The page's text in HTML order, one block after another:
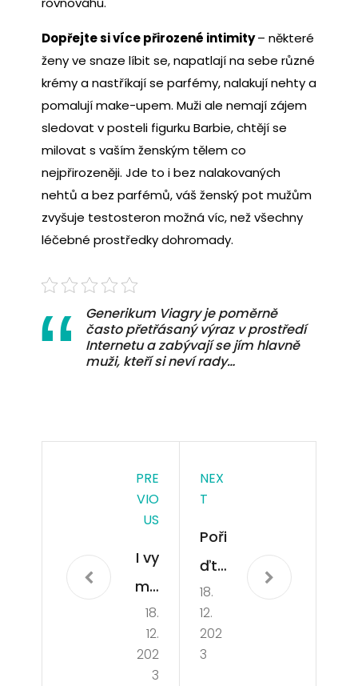
Dopřejte si více přirozené intimity– některé
ženy ve snaze líbit se, napatlají na sebe různé
krémy a nastříkají se parfémy, nalakují nehty a
pomalují make-upem. Muži ale nemají zájem
sledovat v posteli figurku Barbie, chtějí se
milovat s vaším ženským tělem co
nejpřirozeněji. Jde to i bez nalakovaných
nehtů a bez parfémů, váš ženský pot mužům
zvyšuje testosteron možná víc, než všechny
léčebné prostředky dohromady.
Generikum Viagry je poměrně
často přetřásaný výraz v prostředí
Internetu a zabývají se jím hlavně
muži, kteří si neví rady…
PRE
VIO
US
I vy
mů
žet
e
zaz
18.
12.
202
3
NEX
T
Poři
ďte
si
baz
én
18.
12.
202
3